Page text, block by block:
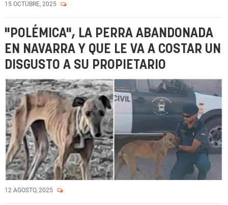
15 OCTUBRE, 2025
"POLÉMICA", LA PERRA ABANDONADA
EN NAVARRA Y QUE LE VA A COSTAR UN
DISGUSTO A SU PROPIETARIO
12 AGOSTO, 2025